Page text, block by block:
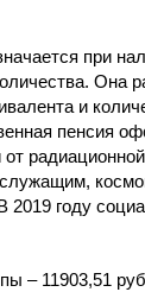
при
Она
и
пенсия
году
– 11903,51